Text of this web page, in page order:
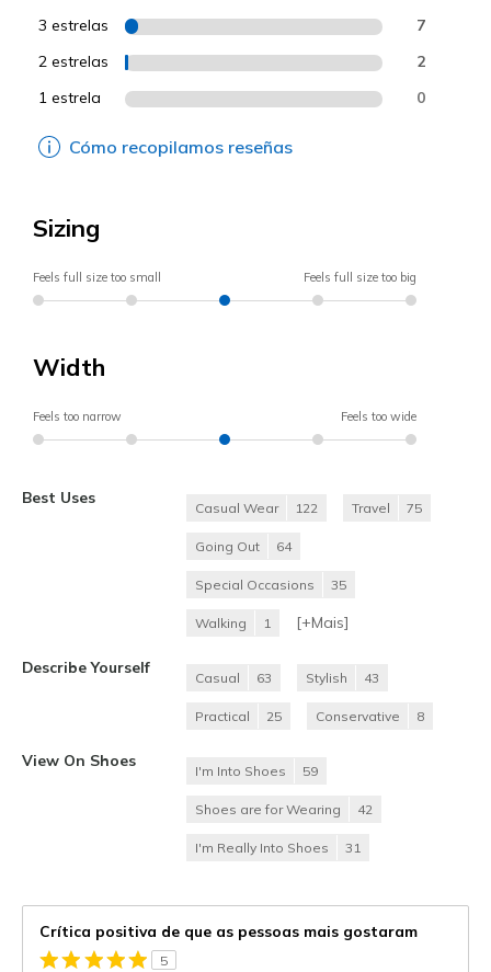
3 estrelas 7
2 estrelas 2
1 estrela 0
Cómo recopilamos reseñas
Sizing
Feels full size too small Feels full size too big
Width
Feels too narrow Feels too wide
Best Uses
Casual Wear 122 Travel 75
Going Out 64
Special Occasions 35
Walking 1 [+Mais]
Describe Yourself
Casual 63 Stylish 43
Practical 25 Conservative 8
View On Shoes
I'm Into Shoes 59
Shoes are for Wearing 42
I'm Really Into Shoes 31
Crítica positiva de que as pessoas mais gostaram
5